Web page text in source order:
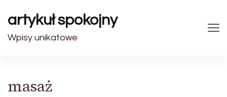
artykuł spokojny
Wpisy unikatowe
masaż